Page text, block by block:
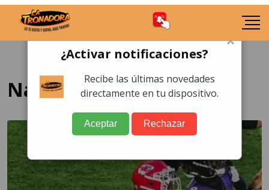
National Football League
×
¿Activar notificaciones?
Recibe las últimas novedades
directamente en tu dispositivo.
Aceptar Rechazar